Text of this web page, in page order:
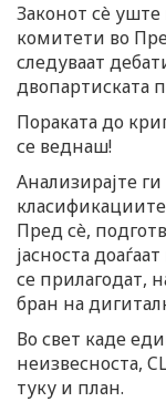
Законот сè
комитети во
следуваат
двопартиската
Пораката до
се веднаш!
Анализирајте
Пред сè,
јасноста
се прилагодат,
бран на
Во свет каде
неизвесноста,
туку и план.